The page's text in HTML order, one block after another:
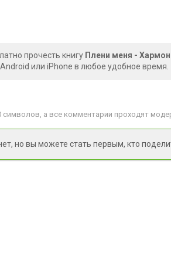
прочесть книгу Плени меня -
или iPhone в любое удобное время.
а все комментарии проходят
но вы можете стать первым, кто